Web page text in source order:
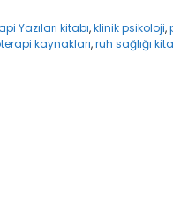
Yazıları kitabı,klinik psikoloji,
kaynakları,ruh sağlığı